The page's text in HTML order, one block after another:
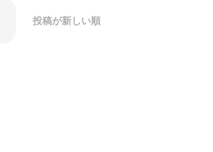
投稿が新しい順